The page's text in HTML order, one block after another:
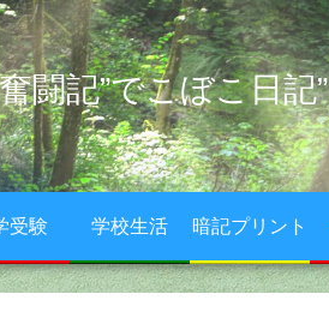
闘記”でこぼこ日記”
受験 学校生活 暗記プリント